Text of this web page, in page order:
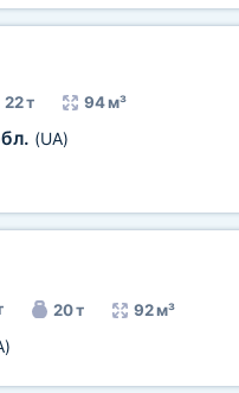
22 т 94 м³
(UA)
20 т 92 м³